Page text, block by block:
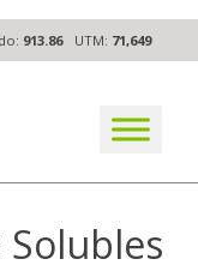
913.86 UTM: 71,649
Solubles